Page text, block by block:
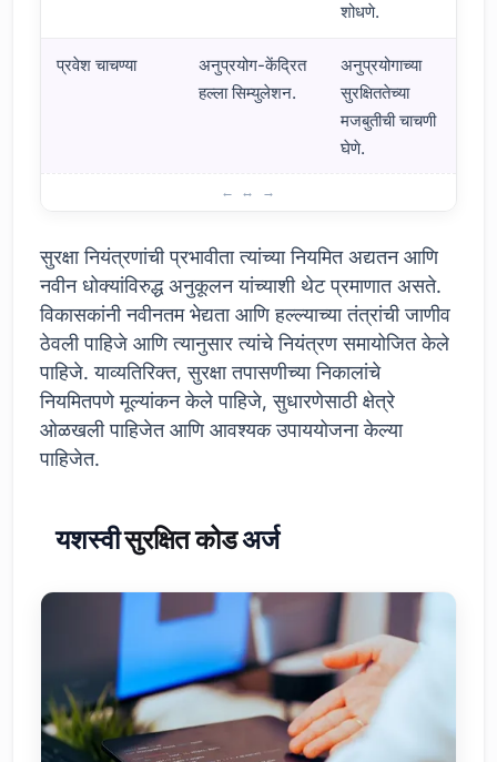
शोधणे.
प्रवेश चाचण्या
अनुप्रयोग-केंद्रित
हल्ला सिम्युलेशन.
अनुप्रयोगाच्या
सुरक्षिततेच्या
मजबुतीची चाचणी
घेणे.
सुरक्षा नियंत्रणांची प्रभावीता त्यांच्या नियमित अद्यतन आणि
नवीन धोक्यांविरुद्ध अनुकूलन यांच्याशी थेट प्रमाणात असते.
विकासकांनी नवीनतम भेद्यता आणि हल्ल्याच्या तंत्रांची जाणीव
ठेवली पाहिजे आणि त्यानुसार त्यांचे नियंत्रण समायोजित केले
पाहिजे. याव्यतिरिक्त, सुरक्षा तपासणीच्या निकालांचे
नियमितपणे मूल्यांकन केले पाहिजे, सुधारणेसाठी क्षेत्रे
ओळखली पाहिजेत आणि आवश्यक उपाययोजना केल्या
पाहिजेत.
यशस्वीसुरक्षित कोडअर्ज